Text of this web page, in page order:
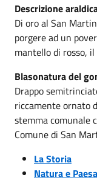
Descrizione
Di oro al San
porgere ad un
mantello di rosso,
Blasonatura del
Drappo
riccamente ornato
stemma comunale
Comune di San
La Storia
Natura e